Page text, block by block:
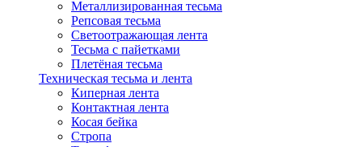
Металлизированная тесьма
Репсовая тесьма
Светоотражающая лента
Тесьма с пайетками
Плетёная тесьма
Техническая тесьма и лента
Киперная лента
Контактная лента
Косая бейка
Стропа